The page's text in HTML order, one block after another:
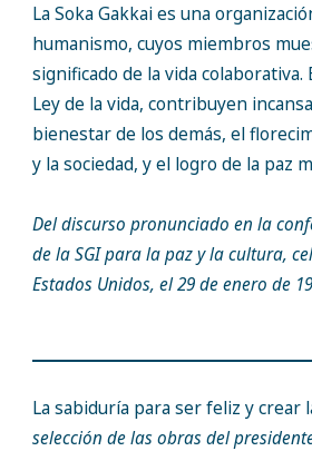
La Soka Gakkai es una
humanismo, cuyos miembros
significado de la vida colaborativa.
Ley de la vida, contribuyen
bienestar de los demás, el
y la sociedad, y el logro de la paz
Del discurso pronunciado en la
de la SGI para la paz y la cultura,
Estados Unidos, el 29 de enero de
La sabiduría para ser feliz y crear
selección de las obras del